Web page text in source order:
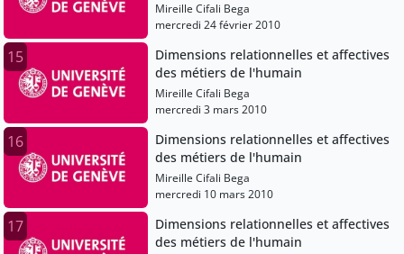
Mireille Cifali Bega
mercredi 24 février 2010
15
Dimensions relationnelles et affectives
des métiers de l'humain
Mireille Cifali Bega
mercredi 3 mars 2010
16
Dimensions relationnelles et affectives
des métiers de l'humain
Mireille Cifali Bega
mercredi 10 mars 2010
17
Dimensions relationnelles et affectives
des métiers de l'humain